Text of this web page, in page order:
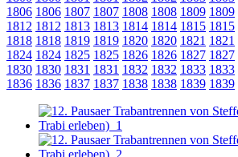
1806 1806 1807 1807 1808 1808 1809 1809
1812 1812 1813 1813 1814 1814 1815 1815
1818 1818 1819 1819 1820 1820 1821 1821
1824 1824 1825 1825 1826 1826 1827 1827
1830 1830 1831 1831 1832 1832 1833 1833
1836 1836 1837 1837 1838 1838 1839 1839